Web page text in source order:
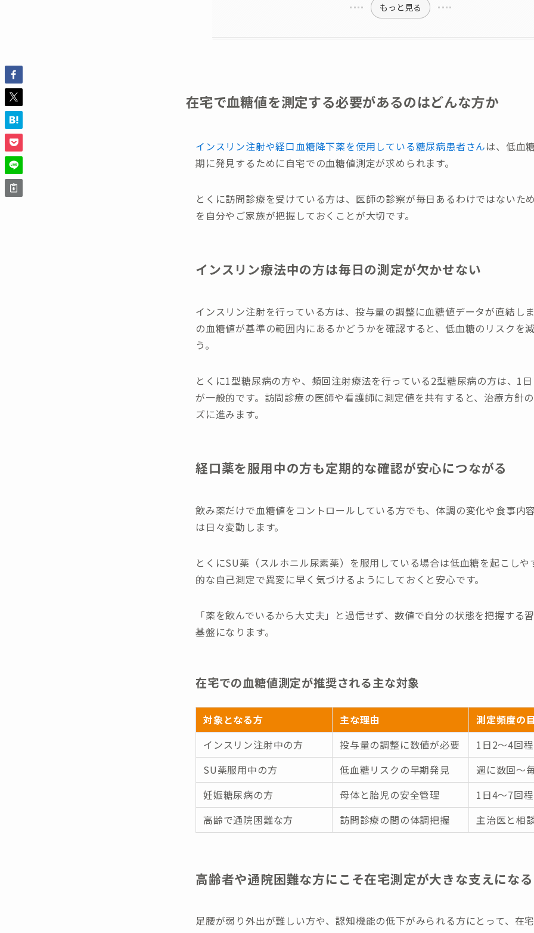
もっと見る
在宅で血糖値を測定する必要があるのはどんな方か
インスリン注射や経口血糖降下薬を使用している糖尿病患者さんは、低血
期に発見するために自宅での血糖値測定が求められます。
とくに訪問診療を受けている方は、医師の診察が毎日あるわけではないた
を自分やご家族が把握しておくことが大切です。
インスリン療法中の方は毎日の測定が欠かせない
インスリン注射を行っている方は、投与量の調整に血糖値データが直結し
の血糖値が基準の範囲内にあるかどうかを確認すると、低血糖のリスクを
う。
とくに1型糖尿病の方や、頻回注射療法を行っている2型糖尿病の方は、1
が一般的です。訪問診療の医師や看護師に測定値を共有すると、治療方針
ズに進みます。
経口薬を服用中の方も定期的な確認が安心につながる
飲み薬だけで血糖値をコントロールしている方でも、体調の変化や食事内
は日々変動します。
とくにSU薬（スルホニル尿素薬）を服用している場合は低血糖を起こし
的な自己測定で異変に早く気づけるようにしておくと安心です。
「薬を飲んでいるから大丈夫」と過信せず、数値で自分の状態を把握する
基盤になります。
在宅での血糖値測定が推奨される主な対象
対象となる方 主な理由
測定頻度の
インスリン注射中の方
投与量の調整に数値が必要
1日2〜4回
SU薬服用中の方
低血糖リスクの早期発見
週に数回〜
妊娠糖尿病の方
母体と胎児の安全管理
1日4〜7回
高齢で通院困難な方
訪問診療の間の体調把握 主治医と相
高齢者や通院困難な方にこそ在宅測定が大きな支えになる
足腰が弱り外出が難しい方や、認知機能の低下がみられる方にとって、在